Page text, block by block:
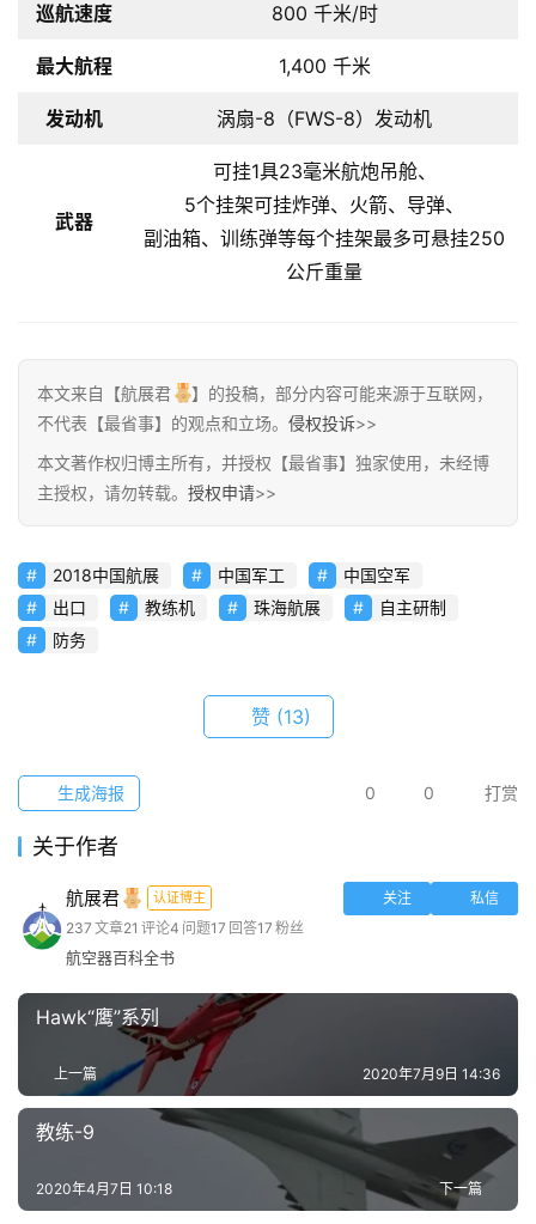
页
目
子
博
主
访
客
地
户
端
稿
须
知
巡航速度 800 千米/时
最大航程 1,400 千米
发动机 涡扇-8（FWS-8）发动机
武器
可挂1具23毫米航炮吊舱、
5个挂架可挂炸弹、火箭、导弹、
副油箱、训练弹等每个挂架最多可悬挂250
公斤重量
本文来自【航展君
】的投稿，部分内容可能来源于互联网，
不代表【最省事】的观点和立场。 侵权投诉>>
本文著作权归博主所有，并授权【最省事】独家使用，未经博
主授权，请勿转载。 授权申请>>
2018中国航展 中国军工
中国空军
出口
教练机 珠海航展
自主研制
防务
赞 (13)
0 0 打赏
生成海报
关于作者
航展君 认证博主 关注
私信
237 文章21 评论4 问题17 回答17 粉丝
航空器百科全书
Hawk“鹰”系列
上一篇 2020年7月9日 14:36
教练-9
下一篇
2020年4月7日 10:18